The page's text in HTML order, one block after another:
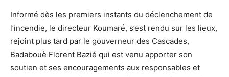
Informé dès les premiers instants du déclenchement de
l’incendie, le directeur Koumaré, s’est rendu sur les lieux,
rejoint plus tard par le gouverneur des Cascades,
Badabouè Florent Bazié qui est venu apporter son
soutien et ses encouragements aux responsables et